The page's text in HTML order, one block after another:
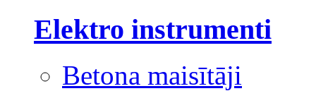
Elektro instrumenti
Betona maisītāji